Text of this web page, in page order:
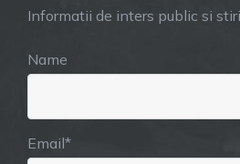
Informatii de inters public si
Name
Email*